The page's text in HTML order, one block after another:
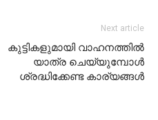
Next article
കുട്ടികളുമായി വാഹനത്തില്‍
യാത്ര ചെയ്യുമ്പോള്‍
ശ്രദ്ധിക്കേണ്ട കാര്യങ്ങള്‍